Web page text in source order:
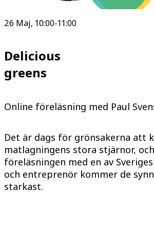
26 Maj, 10:00-11:00
Delicious
greens
Online föreläsning med Paul
Det är dags för grönsakerna att
matlagningens stora stjärnor,
föreläsningen med en av
och entreprenör kommer de
starkast.